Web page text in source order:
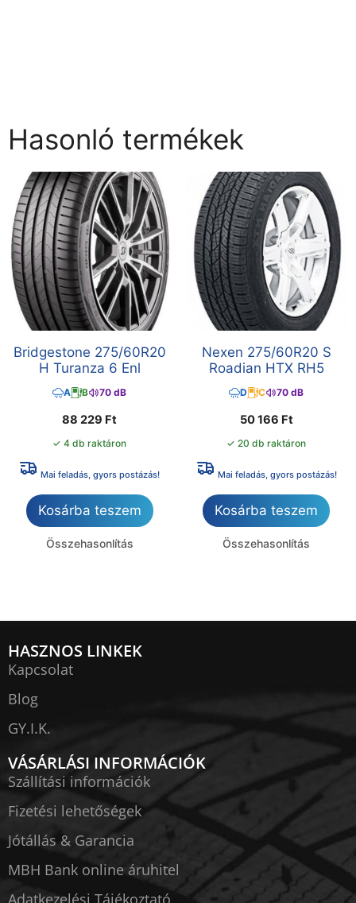
Hasonló termékek
Bridgestone 275/60R20
H Turanza 6 Enl
A B 70 dB
88 229 Ft
✓ 4 db raktáron
Mai feladás, gyors postázás!
Kosárba teszem
Összehasonlítás
Nexen 275/60R20 S
Roadian HTX RH5
D C 70 dB
50 166 Ft
✓ 20 db raktáron
Mai feladás, gyors postázás!
Kosárba teszem
Összehasonlítás
HASZNOS LINKEK
Kapcsolat
Blog
GY.I.K.
VÁSÁRLÁSI INFORMÁCIÓK
Szállítási információk
Fizetési lehetőségek
Jótállás & Garancia
MBH Bank online áruhitel